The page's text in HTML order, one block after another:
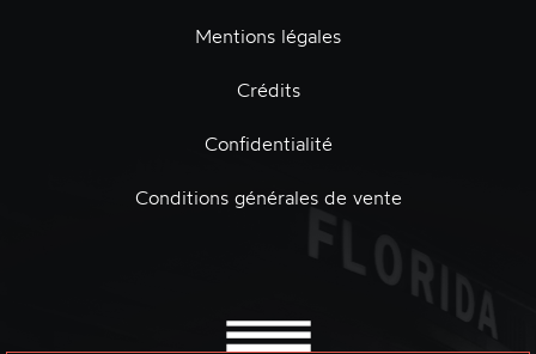
Mentions légales
Crédits
Confidentialité
Conditions générales de vente